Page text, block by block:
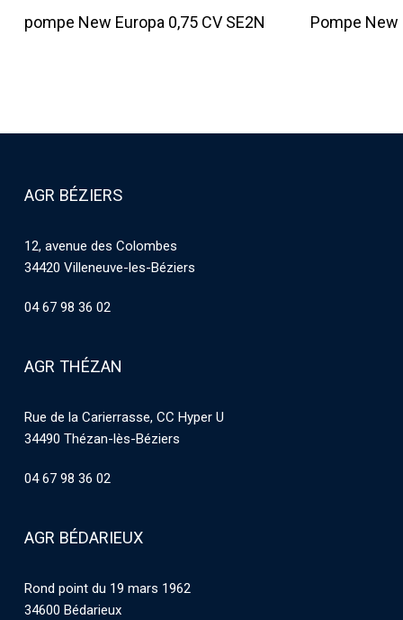
Lire La Suite
pompe New Europa 0,75 CV SE2N Pompe New
AGR BÉZIERS
12, avenue des Colombes
34420 Villeneuve-les-Béziers
04 67 98 36 02
AGR THÉZAN
Rue de la Carierrasse, CC Hyper U
34490 Thézan-lès-Béziers
04 67 98 36 02
AGR BÉDARIEUX
Rond point du 19 mars 1962
34600 Bédarieux